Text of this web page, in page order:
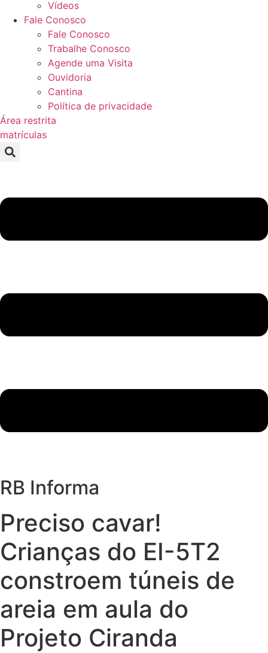
Vídeos
Fale Conosco
Fale Conosco
Trabalhe Conosco
Agende uma Visita
Ouvidoria
Cantina
Política de privacidade
Área restrita
matrículas
RB Informa
Preciso cavar!
Crianças do EI-5T2
constroem túneis de
areia em aula do
Projeto Ciranda